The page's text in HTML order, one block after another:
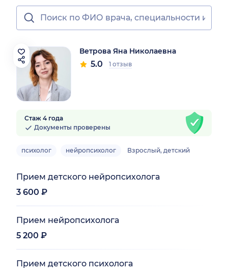
Ветрова Яна Николаевна
5.0 1 отзыв
Стаж 4 года
Документы проверены
психолог нейропсихолог Взрослый, детский
Прием детского нейропсихолога
3 600 ₽
Прием нейропсихолога
5 200 ₽
Прием детского психолога